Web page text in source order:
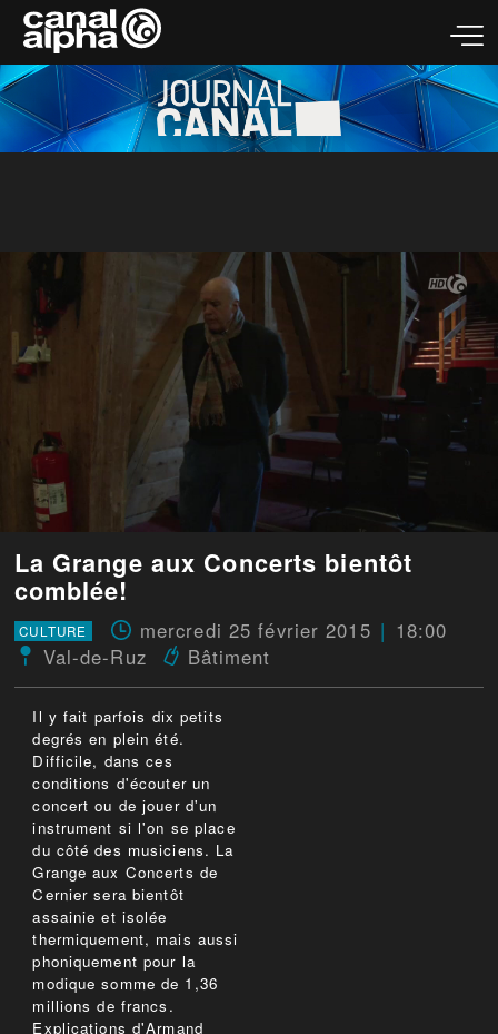
La Grange aux Concerts bientôt
comblée!
CULTURE mercredi 25 février 2015
18:00
Val-de-Ruz
Bâtiment
Il y fait parfois dix petits
degrés en plein été.
Difficile, dans ces
conditions d'écouter un
concert ou de jouer d'un
instrument si l'on se place
du côté des musiciens. La
Grange aux Concerts de
Cernier sera bientôt
assainie et isolée
thermiquement, mais aussi
phoniquement pour la
modique somme de 1,36
millions de francs.
Explications d'Armand